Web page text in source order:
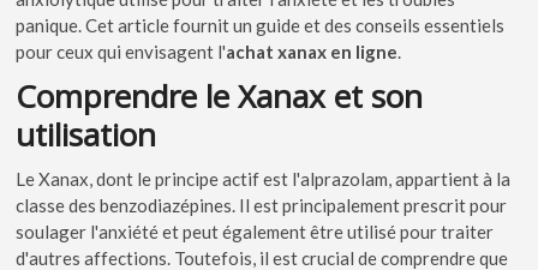
panique. Cet article fournit un guide et des conseils essentiels
pour ceux qui envisagent l'achat xanax en ligne
Comprendre le Xanax et son
utilisation
Le Xanax, dont le principe actif est l'alprazolam, appartient à la
classe des benzodiazépines. Il est principalement prescrit pour
soulager l'anxiété et peut également être utilisé pour traiter
d'autres affections. Toutefois, il est crucial de comprendre que